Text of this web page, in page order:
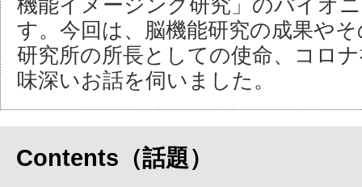
機能イメージング研究」のパイオ
す。今回は、脳機能研究の成果や
研究所の所長としての使命、コロ
味深いお話を伺いました。
Contents（話題）